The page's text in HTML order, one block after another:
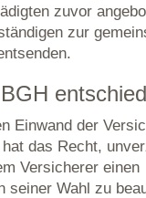
zuvor
zur
Einwand der
das Recht,
Versicherer einen
seiner Wahl zu